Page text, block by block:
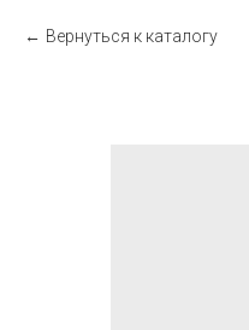
Вернуться к каталогу